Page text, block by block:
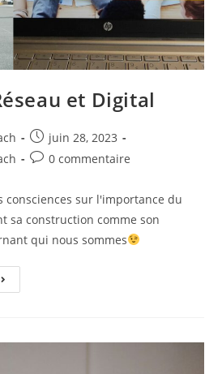
et Digital
juin 28, 2023
0 commentaire
consciences sur l'importance du
sa construction comme son
qui nous sommes